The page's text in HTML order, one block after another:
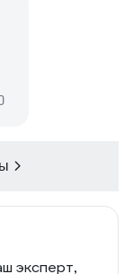
эксперт,